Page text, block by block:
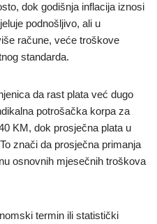
dok godišnja inflacija iznosi
podnošljivo, ali u
račune, veće troškove
standarda.
da rast plata već dugo
potrošačka korpa za
KM, dok prosječna plata u
znači da prosječna primanja
osnovnih mjesečnih troškova
termin ili statistički